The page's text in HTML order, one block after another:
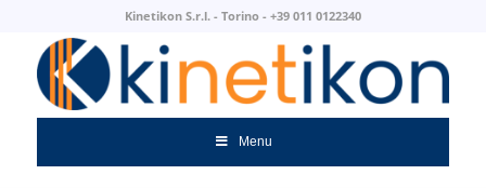
Kinetikon S.r.l. - Torino - +39 011 0122340
Menu